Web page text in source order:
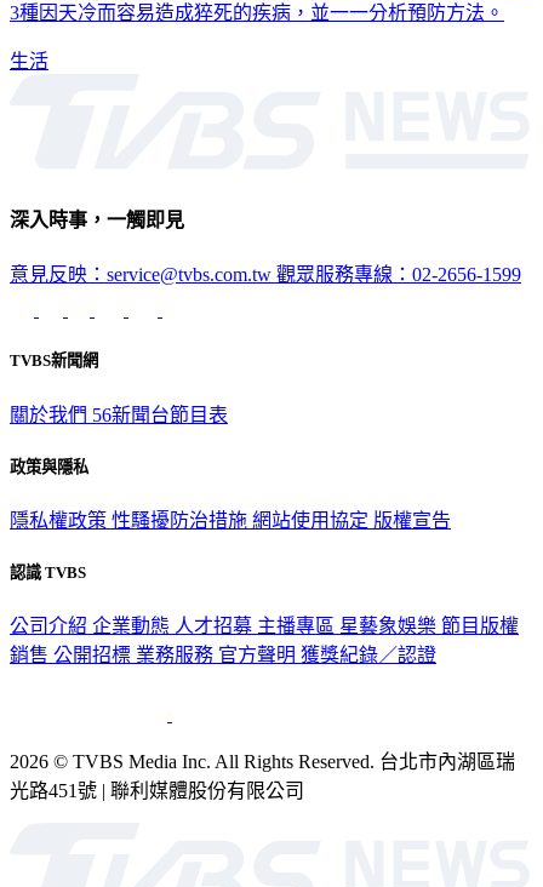
3種因天冷而容易造成猝死的疾病，並一一分析預防方法。
生活
深入時事，一觸即見
意見反映：service@tvbs.com.tw 觀眾服務專線：02-2656-1599
TVBS新聞網
關於我們 56新聞台節目表
政策與隱私
隱私權政策 性騷擾防治措施 網站使用協定 版權宣告
認識 TVBS
公司介紹 企業動態 人才招募 主播專區 星藝象娛樂 節目版權
銷售 公開招標 業務服務 官方聲明 獲獎紀錄／認證
2026 © TVBS Media Inc. All Rights Reserved. 台北市內湖區瑞
光路451號 | 聯利媒體股份有限公司